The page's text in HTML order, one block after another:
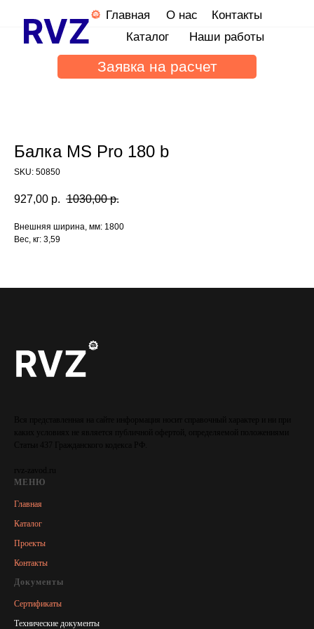
Главная
О нас
Наши работы
Каталог
Контакты
Заявка на расчет
Балка MS Pro 180 b
SKU: 50850
927,00 р. 1030,00 р.
Внешняя ширина, мм: 1800
Вес, кг: 3,59
МЕНЮ
Главная
Каталог
Проекты
Контакты
Документы
Сертификаты
Технические документы